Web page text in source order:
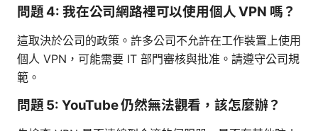
問題 4: 我在公司網路裡可以使用個人 VPN 嗎？
這取決於公司的政策。許多公司不允許在工作裝置上使用
個人 VPN，可能需要 IT 部門審核與批准。請遵守公司規
範。
問題 5: YouTube 仍然無法觀看，該怎麼辦？